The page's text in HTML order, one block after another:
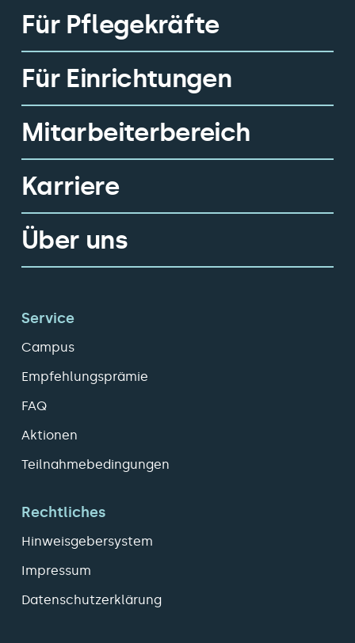
Für Pflegekräfte
Für Einrichtungen
Mitarbeiterbereich
Karriere
Über uns
Service
Campus
Empfehlungsprämie
FAQ
Aktionen
Teilnahmebedingungen
Rechtliches
Hinweisgebersystem
Impressum
Datenschutzerklärung